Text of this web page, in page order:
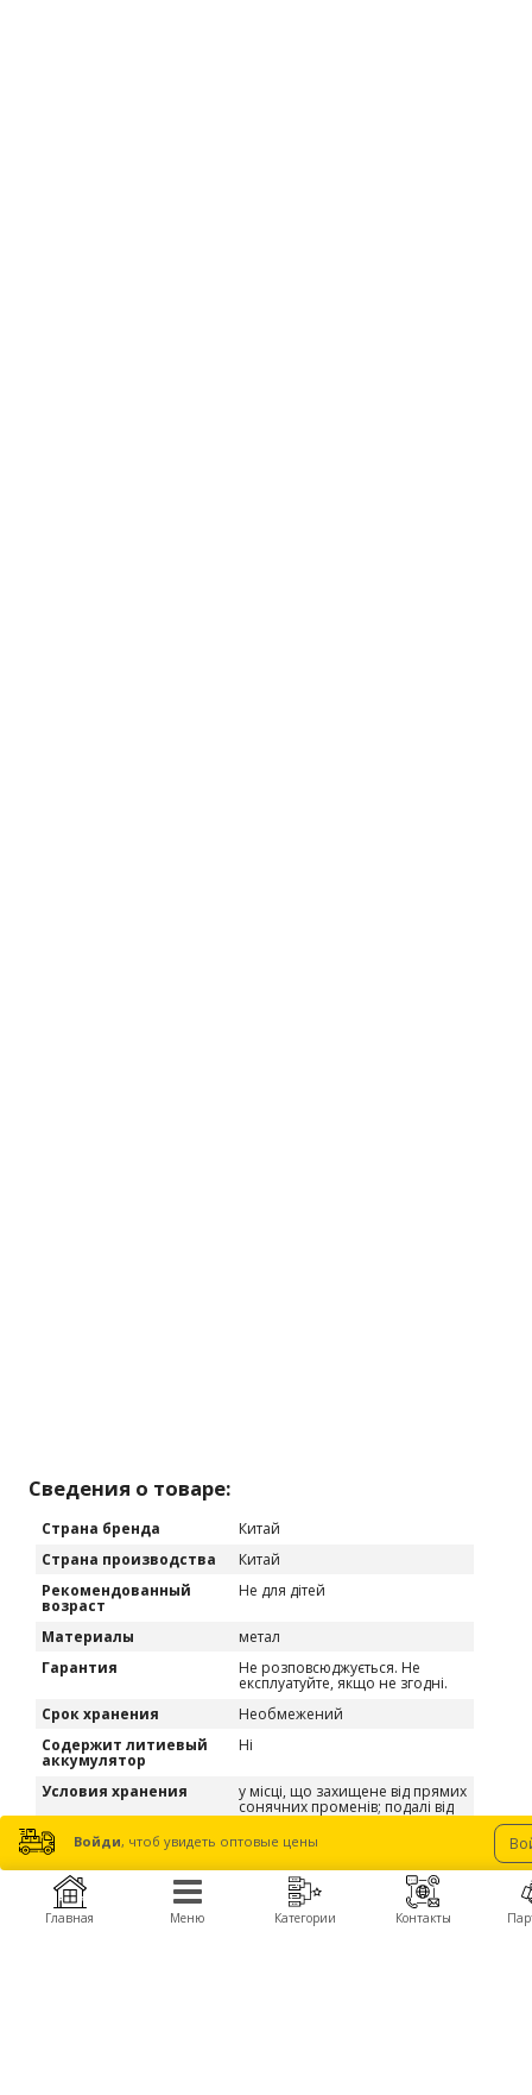
Сведения о товаре:
Страна бренда
Китай
Страна производства
Китай
Рекомендованный
возраст
Не для дітей
Материалы
метал
Гарантия
Не розповсюджується. Не
експлуатуйте, якщо не згодні.
Срок хранения
Необмежений
Содержит литиевый
аккумулятор
Ні
Условия хранения у місці, що захищене від прямих
сонячних променів; подалі від
вогню, вологи та дітей; при
температурі -10°C - +30°C.
Предупреждение
Використовуйте за
призначенням
Инструкция
Встановіть деталь згідго
інструкції до моделі.
Войди, чтоб увидеть оптовые цены
Главная Меню Категории Контакты